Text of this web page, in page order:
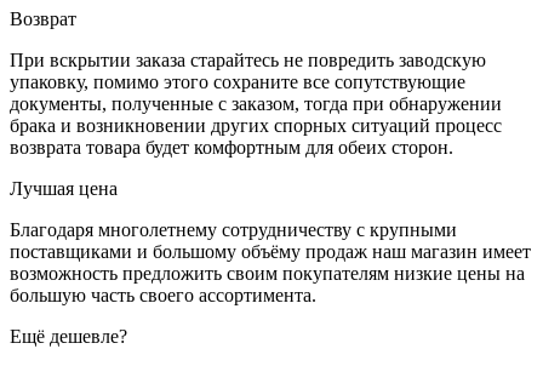
Возврат
При вскрытии заказа старайтесь не повредить заводскую
упаковку, помимо этого сохраните все сопутствующие
документы, полученные с заказом, тогда при обнаружении
брака и возникновении других спорных ситуаций процесс
возврата товара будет комфортным для обеих сторон.
Лучшая цена
Благодаря многолетнему сотрудничеству с крупными
поставщиками и большому объёму продаж наш магазин имеет
возможность предложить своим покупателям низкие цены на
большую часть своего ассортимента.
Ещё дешевле?